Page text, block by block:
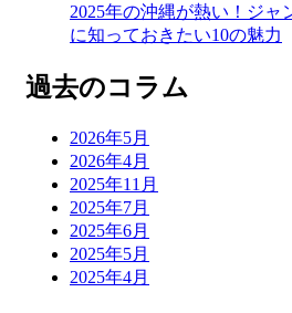
2025年の沖縄が熱い！ジャ
に知っておきたい10の魅力
過去のコラム
2026年5月
2026年4月
2025年11月
2025年7月
2025年6月
2025年5月
2025年4月